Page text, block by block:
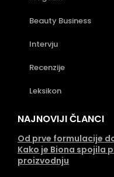
Beauty Business
Intervju
Recenzije
Leksikon
NAJNOVIJI ČLANCI
Od prve formulacije
Kako je Biona spojila
proizvodnju